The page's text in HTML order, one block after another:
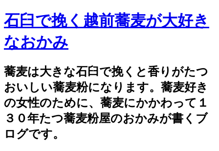
石臼で挽く越前蕎麦が大好き
なおかみ
蕎麦は大きな石臼で挽くと香りがたつ
おいしい蕎麦粉になります。蕎麦好き
の女性のために、蕎麦にかかわって１
３０年たつ蕎麦粉屋のおかみが書くブ
ログです。